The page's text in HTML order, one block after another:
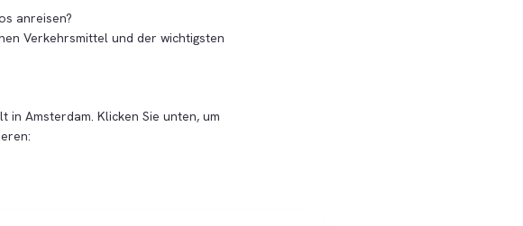
anreisen?
Verkehrsmittel und der wichtigsten
Amsterdam. Klicken Sie unten, um